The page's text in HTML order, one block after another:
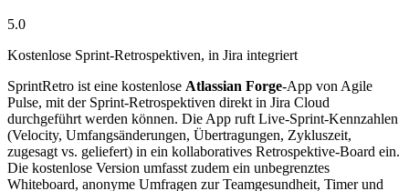
5.0
Kostenlose Sprint-Retrospektiven, in Jira integriert
SprintRetro ist eine kostenlose Atlassian Forge-App von Agile
Pulse, mit der Sprint-Retrospektiven direkt in Jira Cloud
durchgeführt werden können. Die App ruft Live-Sprint-Kennzahlen
(Velocity, Umfangsänderungen, Übertragungen, Zykluszeit,
zugesagt vs. geliefert) in ein kollaboratives Retrospektive-Board ein.
Die kostenlose Version umfasst zudem ein unbegrenztes
Whiteboard, anonyme Umfragen zur Teamgesundheit, Timer und